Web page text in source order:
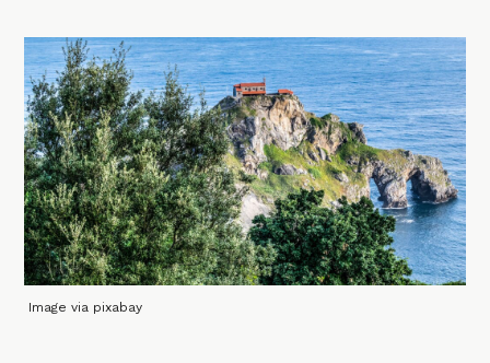
Image via pixabay